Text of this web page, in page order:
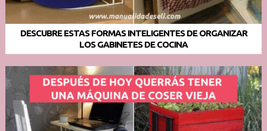
DESCUBRE ESTAS FORMAS INTELIGENTES DE ORGANIZAR
LOS GABINETES DE COCINA